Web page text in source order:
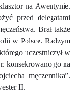
na Awentynie.
przed delegatami
Brał także
w Polsce. Radzym
uczestniczył w
konsekrowano go na
męczennika”.
II.